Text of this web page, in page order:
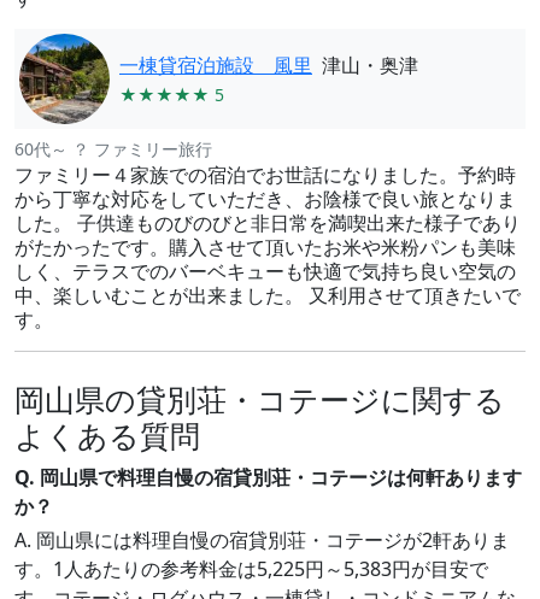
一棟貸宿泊施設 風里 津山・奥津
★★★★★ 5
60代～ ？ ファミリー旅行
ファミリー４家族での宿泊でお世話になりました。予約時
から丁寧な対応をしていただき、お陰様で良い旅となりま
した。 子供達ものびのびと非日常を満喫出来た様子であり
がたかったです。購入させて頂いたお米や米粉パンも美味
しく、テラスでのバーベキューも快適で気持ち良い空気の
中、楽しいむことが出来ました。 又利用させて頂きたいで
す。
岡山県の貸別荘・コテージに関する
よくある質問
Q. 岡山県で料理自慢の宿貸別荘・コテージは何軒あります
か？
A. 岡山県には料理自慢の宿貸別荘・コテージが2軒ありま
す。1人あたりの参考料金は5,225円～5,383円が目安で